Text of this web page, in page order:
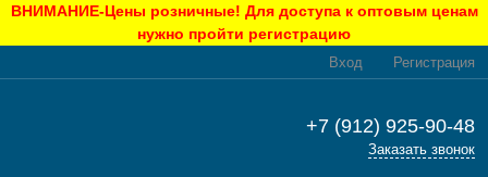
ВНИМАНИЕ-Цены розничные! Для доступа к оптовым ценам
нужно пройти регистрацию
Вход Регистрация
+7 (912) 925-90-48
Заказать звонок